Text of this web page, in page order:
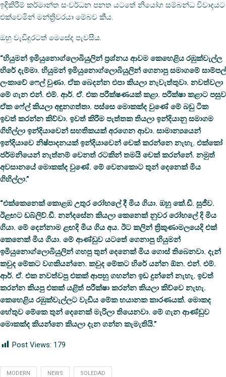
ඉදිකිරීම් කර්මාන්ත සංවර්ධන පනත යටතේ නියෝග සම්බන්ධ විවාදයට
එක්වෙමින් මන්ත්‍රිවරයා මේබව කීය.
ඔහු වැඩිදුරටත් මෙසේද පැවසීය.
“හියුමන් ඉමියුනොග්ලොබියුලින් ප්‍රශ්නය ආවම කෙහෙළිය රඹුක්වැල්ල
හිරේ දැම්මා. හියුමන් ඉමියුනොග්ලොබියුලින් ගෙනාපු සමාගමේ සාම්පල්
ලංකාවේ ෆෙල් වුණා. ඒක බෙදන්න එපා කියලා නැවැත්තුවා. නවත්වලා
මේ ගැන එන්. එම්. ආර්. ඒ. එක පරීක්ෂණයක් කළා. පරීක්ෂා කළාට පසුව
ඒක ෆේල් කියලා අඳුනගත්තා. පස්සෙ මොකක්ද වුණේ මේ බඩු ටික
ඉවත් කරන්න කිව්වා. ඉවත් කිරීම පැත්තක තියලා ඉන්දියානු සමාගම
ගිහිල්ලා ඉන්දියාවෙන් සහතිකයක් අරගෙන ආවා. සාමාන්‍යයෙන්
ඉන්දියාවෙ නිෂ්පාදනයක් ඉන්දියාවෙන් චෙක් කරන්නෙ නැහැ. එක්කෝ
ජර්මනියෙන් නැත්නම් වෙනත් රටකින් තමයි චෙක් කරන්නේ. නමුත්
අවසානයේ මොකක්ද වුණේ. මේ වෙනකොට තුන් දෙනෙක් මිය
ගිහිල්ලා.”
“එක්කෙනෙක් කොළඹ උතුර රෝහලේ දී මිය ගියා. ඔහු කේ.ඩී. සුජීව.
ඊළඟට ඩබ්ලිව්.ඩී. නන්දසේන කියලා කෙනෙක් නුවර රෝහලේ දි මිය
ගියා. මේ දෙන්නාම ළඟදි මිය ගිය අය. ඊට කලින් ත්‍රිකුණාමලයෙදි එක්
කෙනෙක් මිය ගියා. මේ ආණ්ඩුව යටතේ ගෙනාපු හියුමන්
ඉමියුනොග්ලොබියුලින් ගහපු තුන් දෙනෙක් මිය ගොස් තිබෙනවා. දැන්
කවුද මේකට වගකියන්නෙ. කවුද මේකට හිරේ යන්න ඕන. එන්. එම්.
ආර්. ඒ. එක නවත්වපු එකක් ආපහු ගහන්න ඉඩ දුන්නේ නැහැ. ඉවත්
කරන්න කියපු එකක් යළිත් පරීක්ෂා කරන්න කියලා කිව්වෙ නැහැ.
කෙහෙළිය රඹුක්වැල්ලට වැඩිය මේක භයානක කාරණයක්. මොකද
හේතුව මේකෙ තුන් දෙනෙක් මැරිලා තියෙනවා. මේ ගැන ආණ්ඩුව
මොකක්ද කියන්නෙ කියලා දැන ගන්න කැමැතියි.”
Post Views: 179
MODERN NEWS SOLEDAD